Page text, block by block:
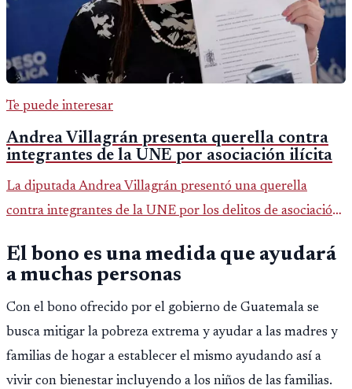
Te puede interesar
Andrea Villagrán presenta querella contra
integrantes de la UNE por asociación ilícita
La diputada Andrea Villagrán presentó una querella
contra integrantes de la UNE por los delitos de asociación
El bono es una medida que ayudará
a muchas personas
Con el bono ofrecido por el gobierno de Guatemala se
busca mitigar la pobreza extrema y ayudar a las madres y
familias de hogar a establecer el mismo ayudando así a
vivir con bienestar incluyendo a los niños de las familias.